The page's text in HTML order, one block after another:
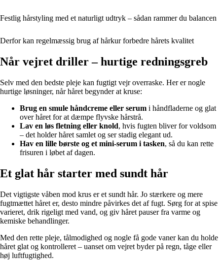
Festlig hårstyling med et naturligt udtryk – sådan rammer du balancen
Derfor kan regelmæssig brug af hårkur forbedre hårets kvalitet
Når vejret driller – hurtige redningsgreb
Selv med den bedste pleje kan fugtigt vejr overraske. Her er nogle
hurtige løsninger, når håret begynder at kruse:
Brug en smule håndcreme eller serum i håndfladerne og glat
over håret for at dæmpe flyvske hårstrå.
Lav en løs fletning eller knold, hvis fugten bliver for voldsom
– det holder håret samlet og ser stadig elegant ud.
Hav en lille børste og et mini-serum i tasken, så du kan rette
frisuren i løbet af dagen.
Et glat hår starter med sundt hår
Det vigtigste våben mod krus er et sundt hår. Jo stærkere og mere
fugtmættet håret er, desto mindre påvirkes det af fugt. Sørg for at spise
varieret, drik rigeligt med vand, og giv håret pauser fra varme og
kemiske behandlinger.
Med den rette pleje, tålmodighed og nogle få gode vaner kan du holde
håret glat og kontrolleret – uanset om vejret byder på regn, tåge eller
høj luftfugtighed.